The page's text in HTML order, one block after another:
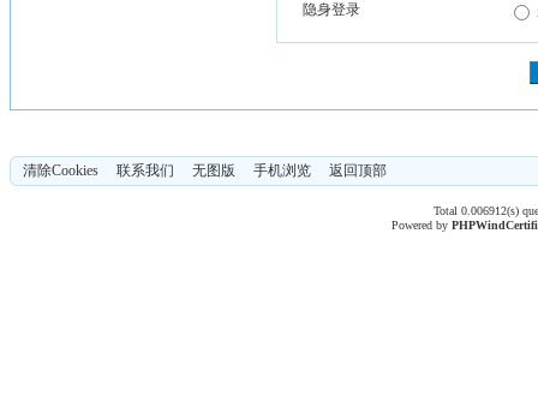
隐身登录
清除Cookies 联系我们 无图版 手机浏览 返回顶部
Total 0.006912(s)
Powered byPHPWind